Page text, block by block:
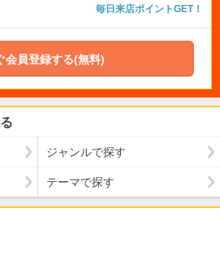
毎日来店ポイントGET！
会員登録する(無料)
ジャンルで探す
テーマで探す